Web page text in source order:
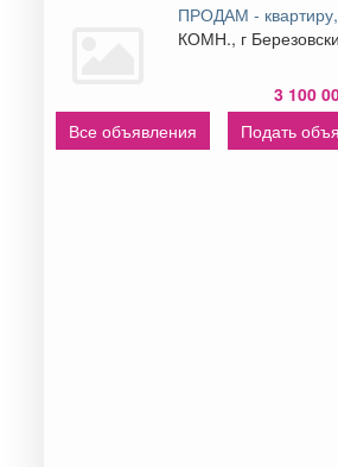
ПРОДАМ - квартиру,
КОМН., г
3 100
Все объявления
Подать